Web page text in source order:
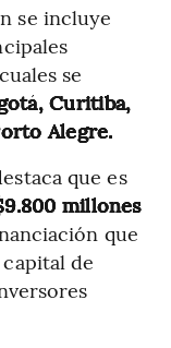
se incluye
se
Curitiba,
Alegre.
que es
millones
que
de